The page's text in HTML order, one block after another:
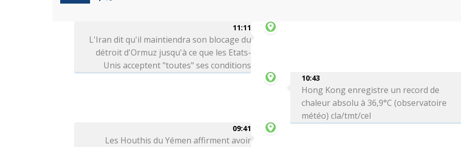
11:11
L'Iran dit qu'il maintiendra son blocage du
détroit d'Ormuz jusqu'à ce que les Etats-
Unis acceptent "toutes" ses conditions
10:43
Hong Kong enregistre un record de
chaleur absolu à 36,9°C (observatoire
météo) cla/tmt/cel
09:41
Les Houthis du Yémen affirment avoir